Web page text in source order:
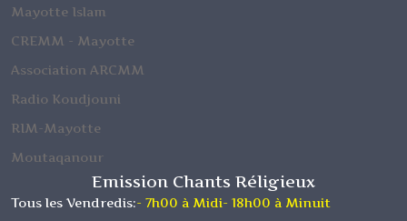
Mayotte Islam
CREMM - Mayotte
Association ARCMM
Radio Koudjouni
RIM-Mayotte
Moutaqanour
Emission Chants Réligieux
Tous les Vendredis:- 7h00 à Midi- 18h00 à Minuit